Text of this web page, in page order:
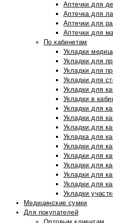
Аптечки для
Аптечка для
Аптечки для
Аптечки для
По кабинетам
Укладки
Укладки для
Укладки для
Укладки для
Укладки для
Укладки в
Укладки для
Укладки для
Укладки для
Укладка для
Укладки для
Укладки для
Укладки для
Укладки для
Укладки для
Укладки
Медицинские сумки
Для покупателей